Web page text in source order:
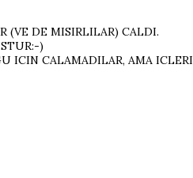
(VE DE MISIRLILAR) CALDI.
)
ICIN CALAMADILAR, AMA